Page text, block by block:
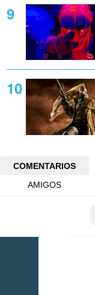
COMENTARIOS
AMIGOS